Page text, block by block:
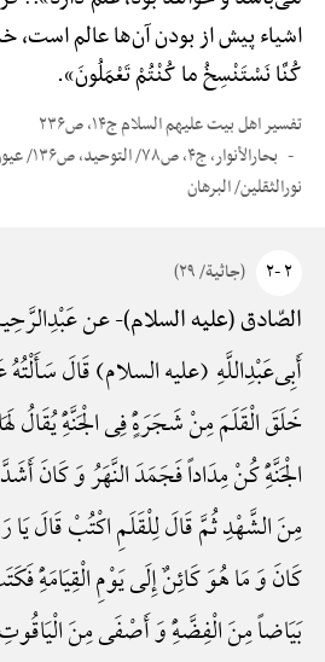
اشیاء پیش از بودن آن‌ها عالم است،
کُنَّا نَسْتَنْسِخُ ما کُنْتُمْ تَعْمَلُونَ».
تفسیر اهل بیت علیهم السلام ج۱۴، ص۲۳۶
نورالثقلین/ البرهان
۲ -۲ (جاثیة/ ۲۹)
الصّادق (علیه السلام)-عن
أَبِی‌عَبْدِ‌اللَّهِ (علیه السلام) قَالَ
خَلَقَ الْقَلَمَ مِنْ شَجَرَهًٍْ فِی الْجَنَّهًِْ یُقَالُ
الْجَنَّهًِْ کُنْ مِدَاداً فَجَمَدَ النَّهَرُ وَ کَانَ
مِنَ الشَّهْدِ ثُمَّ قَالَ لِلْقَلَمِ اکْتُبْ قَالَ
کَانَ وَ مَا هُوَ کَائِنٌ إِلَی یَوْمِ الْقِیَامَهًِْ
بَیَاضاً مِنَ الْفِضَّهًِْ وَ أَصْفَی مِنَ